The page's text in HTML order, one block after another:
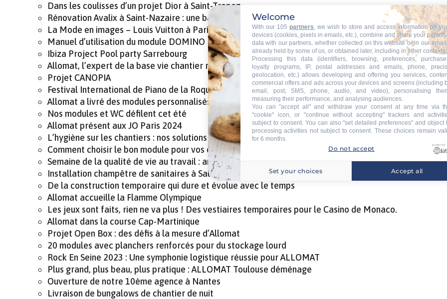
Dans les coulisses d’un projet Dior à Saint-Tropez
Rénovation Avalix à Saint-Nazaire : une base vie modulaire simple et efficace
La Mode en images – Louis Vuitton à Paris :
Manuel d’utilisation du module DOMINO
Ibiza Project Pool party Sarrebourg
Allomat, l’expert de la base vie chantier rapide et confortable.
Projet CANOPIA
Festival International de Piano de la Roque d’Anthéron : confort, sécurité et polyvalence.
Allomat a livré des modules personnalisés pour le NRJ Music Tour à Toulouse
Nos modules et WC défilent cet été
Allomat présent aux JO Paris 2024
L’hygiène sur les chantiers : nos solutions modulaires sanitaires
Comment choisir le bon module pour vos événements
Semaine de la qualité de vie au travail : améliorez le bien-être de vos employés avec nos modules de
Installation champêtre de sanitaires à Salon-de-Provence
De la construction temporaire qui dure et évolue avec le temps
Allomat accueille la Flamme Olympique
Les jeux sont faits, rien ne va plus ! Des vestiaires temporaires pour le Casino de Monaco.
Allomat dans la course Cap-Martinique
Projet Open Box : des défis à la mesure d’Allomat
20 modules avec planchers renforcés pour du stockage lourd
Rock En Seine 2023 : Une symphonie logistique réussie pour ALLOMAT
Plus grand, plus beau, plus pratique : ALLOMAT Toulouse déménage
Ouverture de notre 10ème agence à Nantes
Livraison de bungalows de chantier de nuit
Welcome
With our 105 partners , we wish to store and access information on
devices (cookies, pixels in emails, etc.), combine and share your
data with our partners, whether collected on this website or in our
already held by some of us, or obtained later, including in other contexts.
Processing this data (identifiers, browsing, preferences,
loyalty programs, IP, postal addresses and emails, phone,
geolocation, etc.) allows developing and offering you services,
commercial offers and ads across your devices and screens (including
email, post, SMS, phone, audio, and video), personalising
measuring their performance, and analysing audiences.
You can "accept all" and withdraw your consent at any time via
"cookie" icon, or "continue without accepting" trackers and
subject to consent. You can also "set detailed preferences" and object
processing activities not subject to consent. These choices remain
for 6 months.
Do not accept powered
Set your choices Accept all